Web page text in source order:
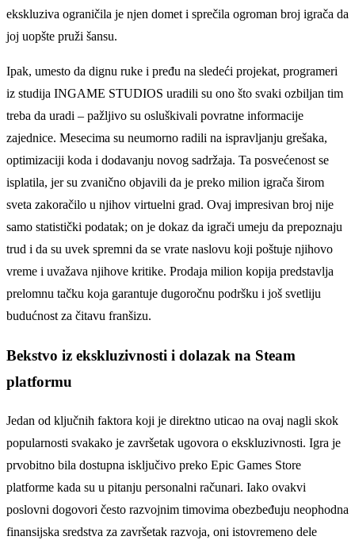
ekskluziva ograničila je njen domet i sprečila ogroman broj igrača da
joj uopšte pruži šansu.
Ipak, umesto da dignu ruke i pređu na sledeći projekat, programeri
iz studija INGAME STUDIOS uradili su ono što svaki ozbiljan tim
treba da uradi – pažljivo su osluškivali povratne informacije
zajednice. Mesecima su neumorno radili na ispravljanju grešaka,
optimizaciji koda i dodavanju novog sadržaja. Ta posvećenost se
isplatila, jer su zvanično objavili da je preko milion igrača širom
sveta zakoračilo u njihov virtuelni grad. Ovaj impresivan broj nije
samo statistički podatak; on je dokaz da igrači umeju da prepoznaju
trud i da su uvek spremni da se vrate naslovu koji poštuje njihovo
vreme i uvažava njihove kritike. Prodaja milion kopija predstavlja
prelomnu tačku koja garantuje dugoročnu podršku i još svetliju
budućnost za čitavu franšizu.
Bekstvo iz ekskluzivnosti i dolazak na Steam
platformu
Jedan od ključnih faktora koji je direktno uticao na ovaj nagli skok
popularnosti svakako je završetak ugovora o ekskluzivnosti. Igra je
prvobitno bila dostupna isključivo preko Epic Games Store
platforme kada su u pitanju personalni računari. Iako ovakvi
poslovni dogovori često razvojnim timovima obezbeđuju neophodna
finansijska sredstva za završetak razvoja, oni istovremeno dele